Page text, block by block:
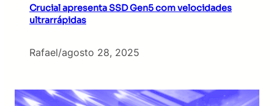
Crucial apresenta SSD Gen5 com velocidades
ultrarrápidas
Rafael/agosto 28, 2025